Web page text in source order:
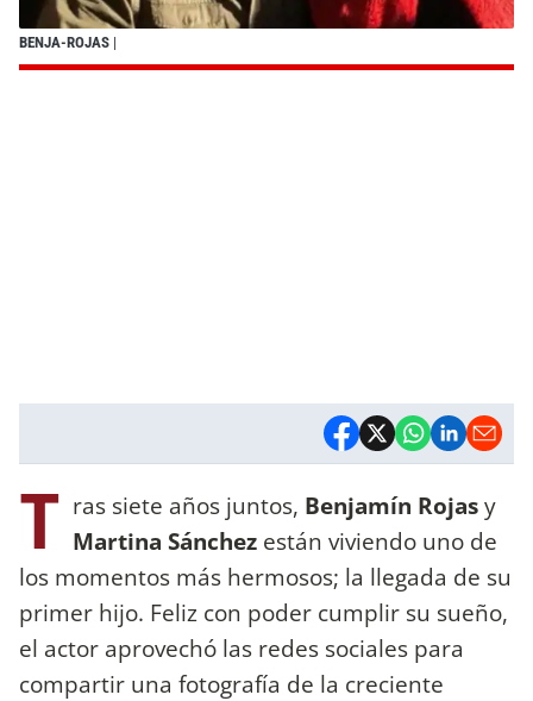
BENJA-ROJAS |
T ras siete años juntos, Benjamín Rojasy
Martina Sánchez están viviendo uno de
los momentos más hermosos; la llegada de su
primer hijo. Feliz con poder cumplir su sueño,
el actor aprovechó las redes sociales para
compartir una fotografía de la creciente